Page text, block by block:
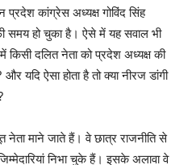
प्रदेश कांग्रेस अध्यक्ष गोविंद सिंह
समय हो चुका है। ऐसे में यह सवाल भी
किसी दलित नेता को प्रदेश अध्यक्ष की
यदि ऐसा होता है तो क्या नीरज डांगी
माने जाते हैं। वे छात्र राजनीति से
निभा चुके हैं। इसके अलावा वे